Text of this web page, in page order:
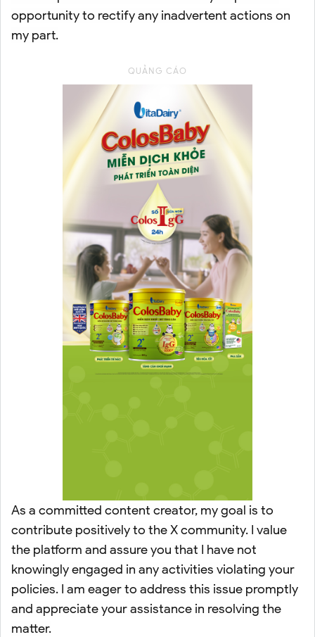
opportunity to rectify any inadvertent actions on
my part.
As a committed content creator, my goal is to
contribute positively to the X community. I value
the platform and assure you that I have not
knowingly engaged in any activities violating your
policies. I am eager to address this issue promptly
and appreciate your assistance in resolving the
matter.